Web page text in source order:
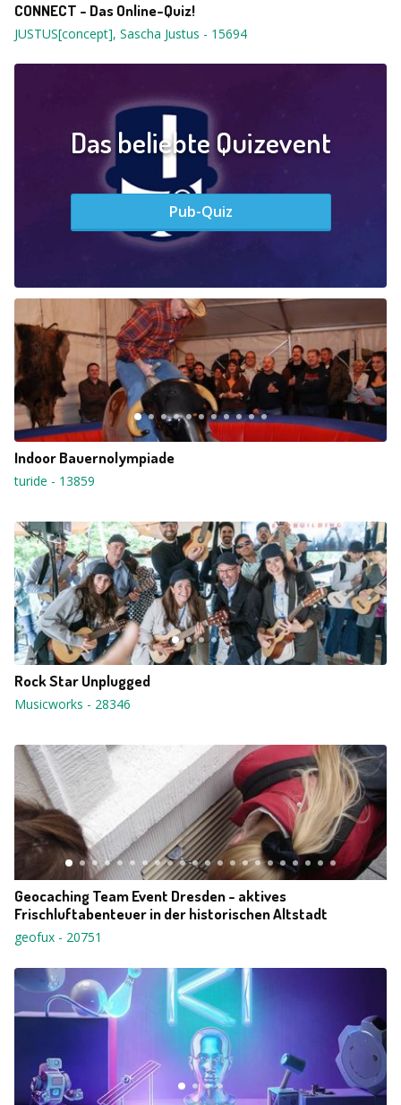
CONNECT - Das Online-Quiz!
JUSTUS[concept], Sascha Justus - 15694
Das beliebte Quizevent
Pub-Quiz
Indoor Bauernolympiade
turide - 13859
Rock Star Unplugged
Musicworks - 28346
Geocaching Team Event Dresden - aktives
Frischluftabenteuer in der historischen Altstadt
geofux - 20751